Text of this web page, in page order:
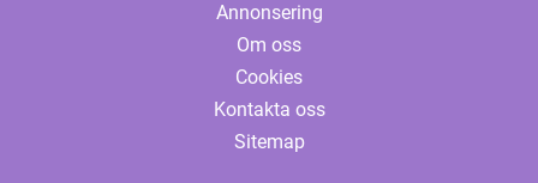
Annonsering
Om oss
Cookies
Kontakta oss
Sitemap